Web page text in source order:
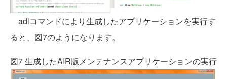
adlコマンドにより生成したアプリケーションを実行す
ると、図7のようになります。
図7 生成したAIR版メンテナンスアプリケーションの実行